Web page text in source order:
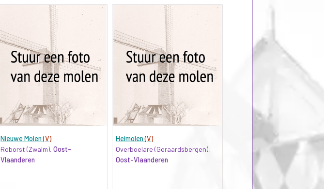
Nieuwe Molen(V)
Roborst (Zwalm), Oost-
Vlaanderen
Heimolen(V)
Overboelare (Geraardsbergen),
Oost-Vlaanderen